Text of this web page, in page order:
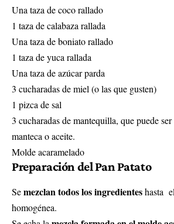
Una taza de coco rallado
1 taza de calabaza rallada
Una taza de boniato rallado
1 taza de yuca rallada
Una taza de azúcar parda
3 cucharadas de miel (o las que gusten)
1 pizca de sal
3 cucharadas de mantequilla, que puede
manteca o aceite.
Molde acaramelado
Preparación del Pan Patato
Semezclan todos los ingredienteshasta
homogénea.